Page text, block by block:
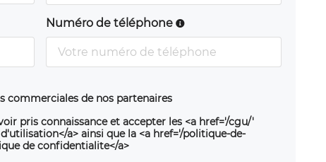
Numéro de téléphone
commerciales de nos partenaires
pris connaissance et accepter les <a href='/cgu/'
a> ainsi que la <a href='/politique-de-
de confidentialite</a>